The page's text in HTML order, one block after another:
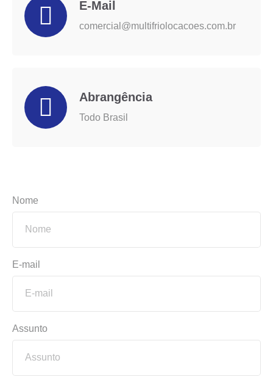
E-Mail
comercial@multifriolocacoes.com.br
Abrangência
Todo Brasil
Nome
E-mail
Assunto